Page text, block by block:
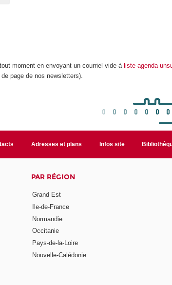
moment en envoyant un courriel vide àliste-agenda-
page de nos newsletters).
Adresses et plans Infos site
PAR RÉGION
Grand Est
Ile-de-France
Normandie
Occitanie
Pays-de-la-Loire
Nouvelle-Calédonie